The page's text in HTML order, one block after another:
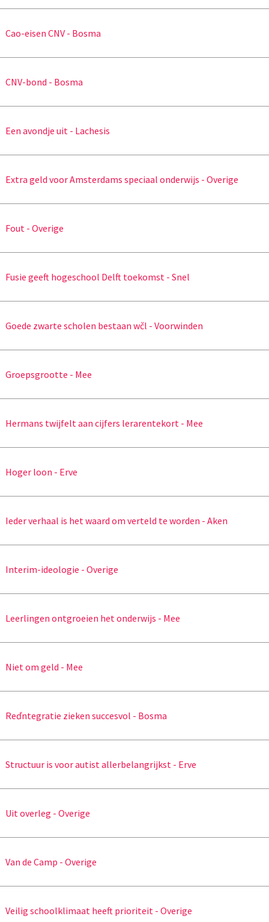
Cao-eisen CNV - Bosma
CNV-bond - Bosma
Een avondje uit - Lachesis
Extra geld voor Amsterdams speciaal onderwijs - Overige
Fout - Overige
Fusie geeft hogeschool Delft toekomst - Snel
Goede zwarte scholen bestaan wčl - Voorwinden
Groepsgrootte - Mee
Hermans twijfelt aan cijfers lerarentekort - Mee
Hoger loon - Erve
Ieder verhaal is het waard om verteld te worden - Aken
Interim-ideologie - Overige
Leerlingen ontgroeien het onderwijs - Mee
Niet om geld - Mee
Reďntegratie zieken succesvol - Bosma
Structuur is voor autist allerbelangrijkst - Erve
Uit overleg - Overige
Van de Camp - Overige
Veilig schoolklimaat heeft prioriteit - Overige